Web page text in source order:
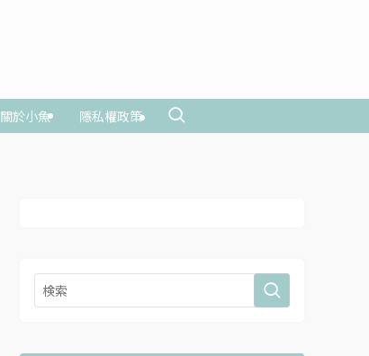
關於小魚 隱私權政策